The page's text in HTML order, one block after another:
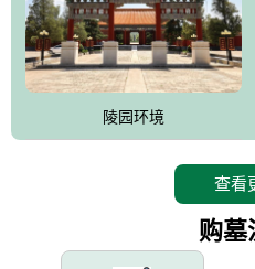
陵园环境
查看
购墓